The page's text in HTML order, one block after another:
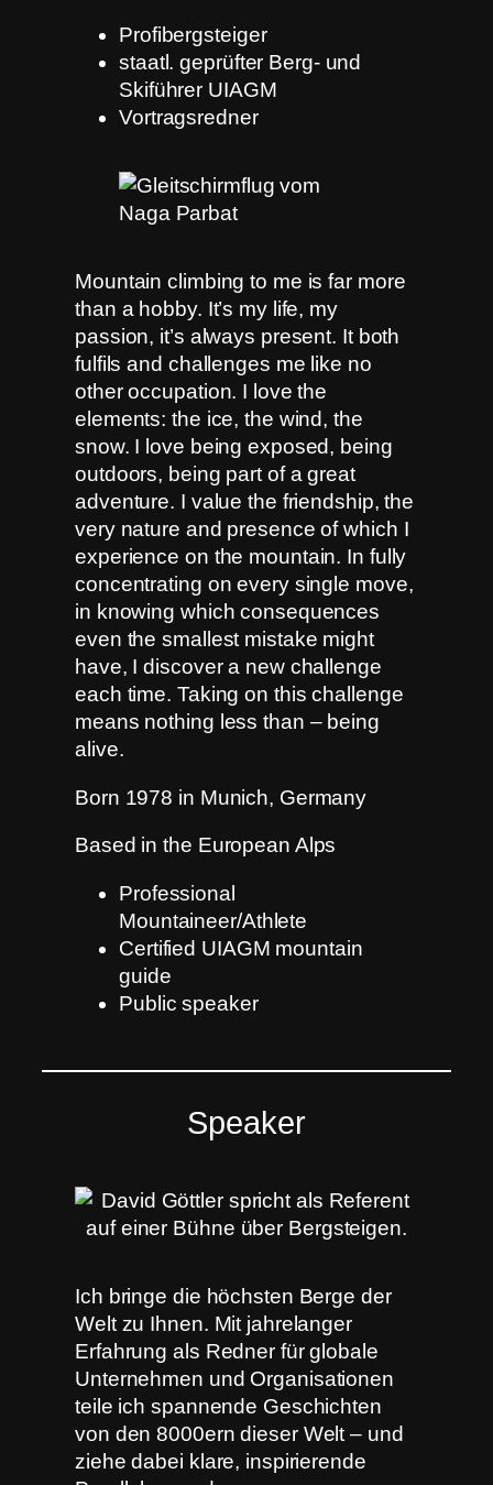
Profibergsteiger
staatl. geprüfter Berg- und
Skiführer UIAGM
Vortragsredner
Mountain climbing to me is far more
than a hobby. It’s my life, my
passion, it’s always present. It both
fulfils and challenges me like no
other occupation. I love the
elements: the ice, the wind, the
snow. I love being exposed, being
outdoors, being part of a great
adventure. I value the friendship, the
very nature and presence of which I
experience on the mountain. In fully
concentrating on every single move,
in knowing which consequences
even the smallest mistake might
have, I discover a new challenge
each time. Taking on this challenge
means nothing less than – being
alive.
Born 1978 in Munich, Germany
Based in the European Alps
Professional
Mountaineer/Athlete
Certified UIAGM mountain
guide
Public speaker
Speaker
Ich bringe die höchsten Berge der
Welt zu Ihnen. Mit jahrelanger
Erfahrung als Redner für globale
Unternehmen und Organisationen
teile ich spannende Geschichten
von den 8000ern dieser Welt – und
ziehe dabei klare, inspirierende